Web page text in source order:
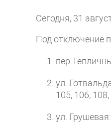
Сегодня, 31
Под отключение
ул.
105, 106,
ул. Грушевая: